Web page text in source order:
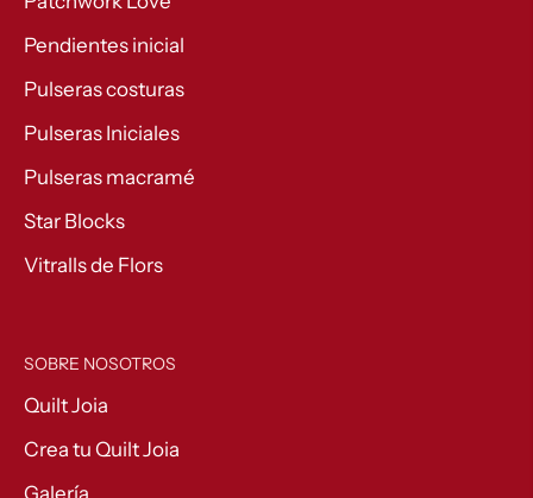
Pendientes inicial
Pulseras costuras
Pulseras Iniciales
Pulseras macramé
Star Blocks
Vitralls de Flors
SOBRE NOSOTROS
Quilt Joia
Crea tu Quilt Joia
Galería